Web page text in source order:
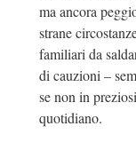
ma ancora
strane
familiari da
di cauzioni –
se non in
quotidiano.